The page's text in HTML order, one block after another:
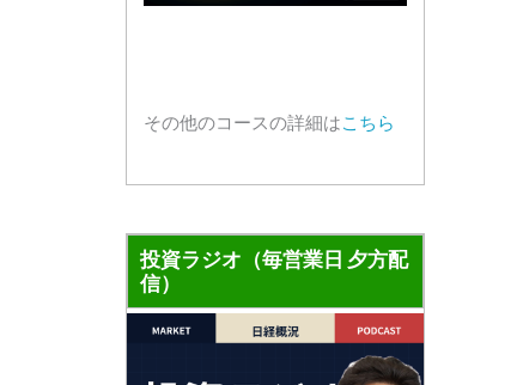
その他のコースの詳細はこちら
投資ラジオ（毎営業日 夕方配
信）